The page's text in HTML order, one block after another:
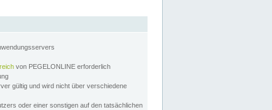
von PEGELONLINE erforderlich
gültig und wird nicht über verschiedene
oder einer sonstigen auf den tatsächlichen